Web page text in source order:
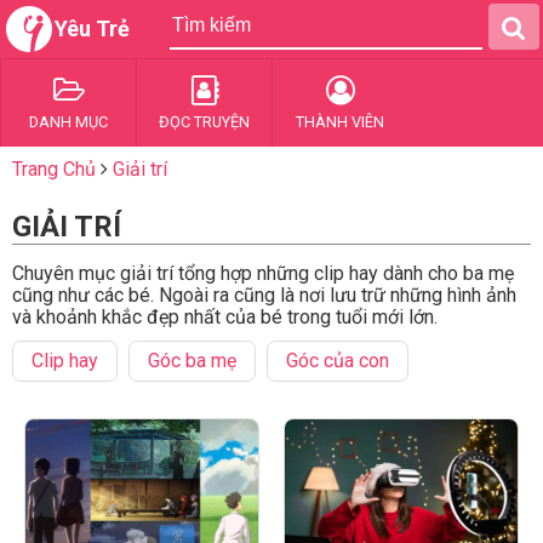
Yêu Trẻ
DANH MỤC ĐỌC TRUYỆN THÀNH VIÊN
Trang Chủ Giải trí
GIẢI TRÍ
Chuyên mục giải trí tổng hợp những clip hay dành cho ba mẹ
cũng như các bé. Ngoài ra cũng là nơi lưu trữ những hình ảnh
và khoảnh khắc đẹp nhất của bé trong tuổi mới lớn.
Clip hay
Góc ba mẹ Góc của con